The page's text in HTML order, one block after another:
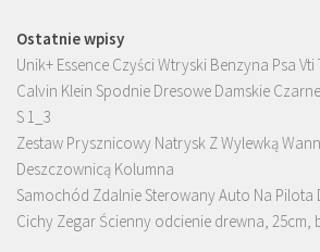
Ostatnie wpisy
Unik+ Essence Czyści Wtryski Benzyna Psa Vti
Calvin Klein Spodnie Dresowe Damskie
S 1_3
Zestaw Prysznicowy Natrysk Z Wylewką
Deszczownicą Kolumna
Samochód Zdalnie Sterowany Auto Na Pilota
Cichy Zegar Ścienny odcienie drewna, 25cm,